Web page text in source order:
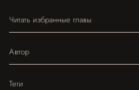
Читать избранные главы
Автор
Теги